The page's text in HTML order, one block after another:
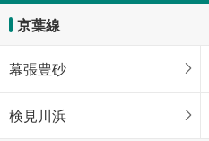
京葉線
幕張豊砂
検見川浜